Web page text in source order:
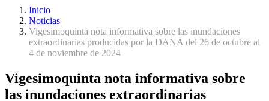
Inicio
Noticias
Vigesimoquinta nota informativa sobre las inundaciones
extraordinarias producidas por la DANA del 26 de octubre al
4 de noviembre de 2024
Vigesimoquinta nota informativa sobre
las inundaciones extraordinarias